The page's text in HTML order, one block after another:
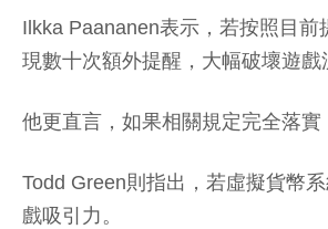
Ilkka Paananen表示，若按照目
現數十次額外提醒，大幅破壞遊戲
他更直言，如果相關規定完全落實
Todd Green則指出，若虛擬貨幣
戲吸引力。